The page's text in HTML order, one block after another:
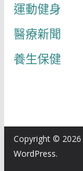
運動健身
醫療新聞
養生保健
Copyright © 2026
WordPress.